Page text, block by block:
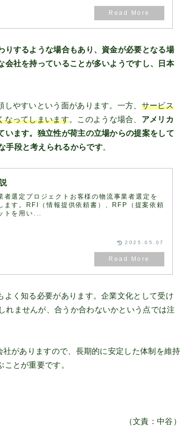
するような場合もあり、資金が必要となる場
社を持っていることが多いようですし、日本
やすいという面があります。一方、 サービス
なってしまいます。このような場合、 アメリカ
ます。独立性が荷主の立場からの提案をして
手段と考えられるからです。
選定プロジェクトお客様の物流事業者選定を
ます。RFI（情報提供依頼書）、RFP（提案依頼
トを用い...
2025.05.07
く知る必要があります。企業文化として受け
れませんが、合うか合わないかという点では注
がありますので、長期的に安定した体制を維持
とが重要です。
（文責：中谷）